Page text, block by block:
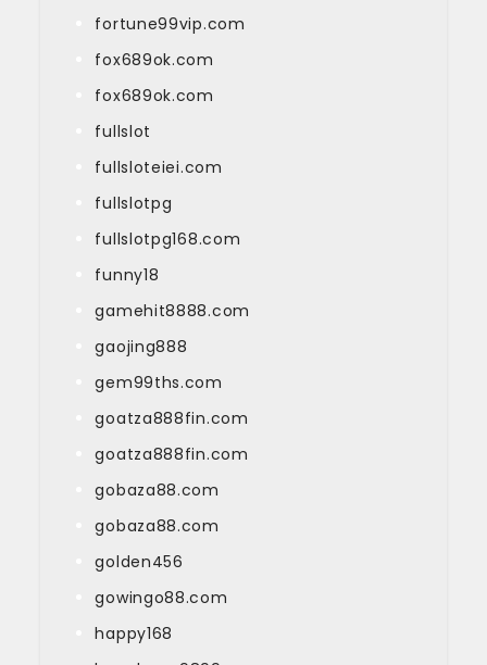
fortune99vip.com
fox689ok.com
fox689ok.com
fullslot
fullsloteiei.com
fullslotpg
fullslotpg168.com
funny18
gamehit8888.com
gaojing888
gem99ths.com
goatza888fin.com
goatza888fin.com
gobaza88.com
gobaza88.com
golden456
gowingo88.com
happy168